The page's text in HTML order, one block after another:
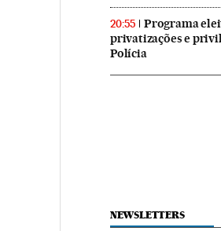
20:55
Programa
privatizações e
Polícia
NEWSLETTERS